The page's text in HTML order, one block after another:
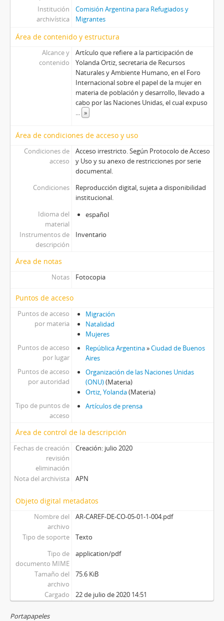
Institución
archivística
Comisión Argentina para Refugiados y
Migrantes
Área de contenido y estructura
Alcance y
contenido
Artículo que refiere a la participación de
Yolanda Ortiz, secretaria de Recursos
Naturales y Ambiente Humano, en el Foro
Internacional sobre el papel de la mujer en
materia de población y desarrollo, llevado a
cabo por las Naciones Unidas, el cual expuso
... »
Área de condiciones de acceso y uso
Condiciones de
acceso
Acceso irrestricto. Según Protocolo de Acceso
y Uso y su anexo de restricciones por serie
documental.
Condiciones
Reproducción digital, sujeta a disponibilidad
institucional.
Idioma del
material
español
Instrumentos de
descripción
Inventario
Área de notas
Notas Fotocopia
Puntos de acceso
Puntos de acceso
por materia
Migración
Natalidad
Mujeres
Puntos de acceso
por lugar
República Argentina»Ciudad de Buenos
Aires
Puntos de acceso
por autoridad
Organización de las Naciones Unidas
(ONU)(Materia)
Ortiz, Yolanda(Materia)
Tipo de puntos de
acceso
Artículos de prensa
Área de control de la descripción
Fechas de creación
revisión
eliminación
Creación: julio 2020
Nota del archivista APN
Objeto digital metadatos
Nombre del
archivo
AR-CAREF-DE-CO-05-01-1-004.pdf
Tipo de soporte
Texto
Tipo de
documento MIME
application/pdf
Tamaño del
archivo
75.6 KiB
Cargado 22 de julio de 2020 14:51
Portapapeles